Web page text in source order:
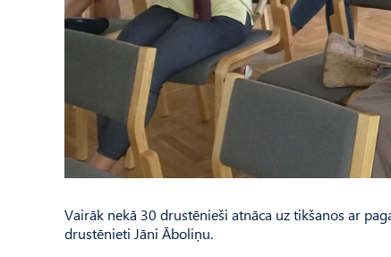
Vairāk nekā 30 drustēnieši atnāca uz tikšanos ar
drustēnieti Jāni Āboliņu.